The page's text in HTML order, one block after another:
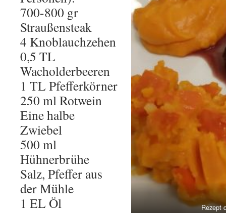
Rezept
700-800 gr
Straußensteak
4 Knoblauchzehen
0,5 TL
Wacholderbeeren
1 TL Pfefferkörner
250 ml Rotwein
Eine halbe
Zwiebel
500 ml
Hühnerbrühe
Salz, Pfeffer aus
der Mühle
1 EL Öl